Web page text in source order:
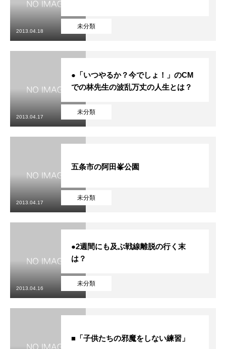
未分類
2013.04.18
未分類
●「いつやるか？今でしょ！」のCM
での林先生の波乱万丈の人生とは？
2013.04.17
未分類
五条市の阿田峯公園
2013.04.17
未分類
●2週間にも及ぶ戦線離脱の行く末
は？
2013.04.16
■「子供たちの邪魔をしない練習」